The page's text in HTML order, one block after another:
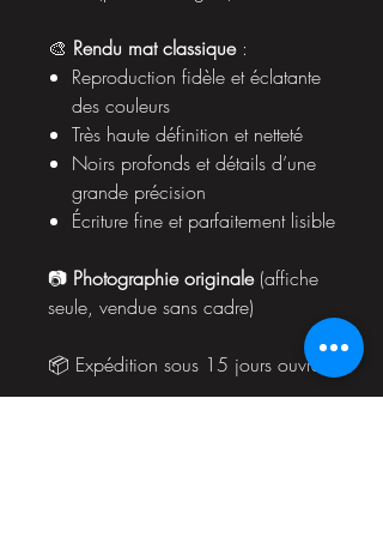
🎨 Rendu mat classique:
Reproduction fidèle et éclatante
des couleurs
Très haute définition et netteté
Noirs profonds et détails d’une
grande précision
Écriture fine et parfaitement lisible
📷 Photographie originale (affiche
seule, vendue sans cadre)
📦 Expédition sous 15 jours ouvrés